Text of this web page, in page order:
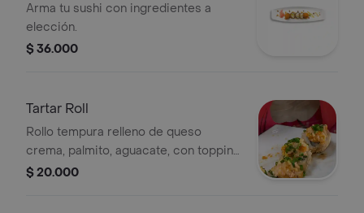
Arma tu sushi con ingredientes a
elección.
$ 36.000
Tartar Roll
Rollo tempura relleno de queso
crema, palmito, aguacate, con topping
de tartar de salmón tempura, plátano
$ 20.000